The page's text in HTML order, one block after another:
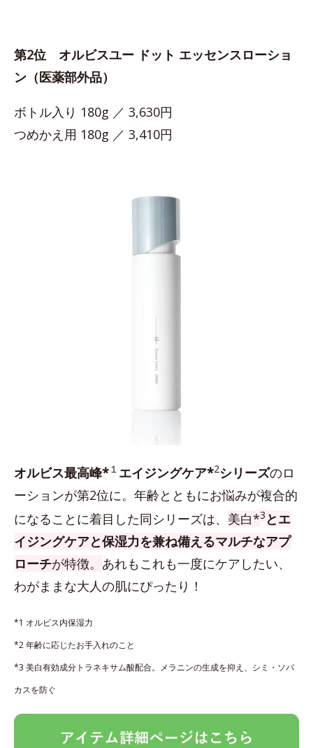
第2位 オルビスユー ドット エッセンスローショ
ン（医薬部外品）
ボトル入り 180g ／ 3,630円
つめかえ用 180g ／ 3,410円
オルビス最高峰*１ エイジングケア*2シリーズのロ
ーションが第2位に。年齢とともにお悩みが複合的
になることに着目した同シリーズは、 美白*3 とエ
イジングケアと保湿力を兼ね備えるマルチなアプ
ローチが特徴。 あれもこれも一度にケアしたい、
わがままな大人の肌にぴったり！
*1 オルビス内保湿力
*2 年齢に応じたお手入れのこと
*3 美白有効成分トラネキサム酸配合。メラニンの生成を抑え、シミ・ソバ
カスを防ぐ